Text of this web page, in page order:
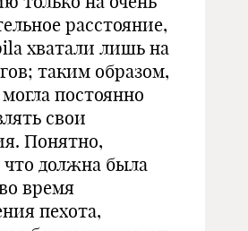
расстояние,
хватали лишь на
таким образом,
постоянно
свои
Понятно,
что должна была
время
пехота,